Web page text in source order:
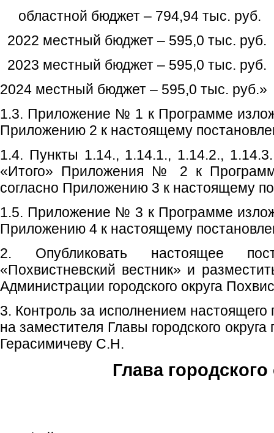
областной бюджет – 794,94 тыс. руб.
2022 местный бюджет – 595,0 тыс. руб.
2023 местный бюджет – 595,0 тыс. руб.
2024 местный бюджет – 595,0 тыс. руб.»
1.3. Приложение № 1 к Программе
Приложению 2 к настоящему
1.4. Пункты 1.14., 1.14.1., 1.14.2.,
«Итого» Приложения № 2 к
согласно Приложению 3 к настоящему
1.5. Приложение № 3 к Программе
Приложению 4 к настоящему
2. Опубликовать настоящее
«Похвистневский вестник» и
Администрации городского округа
3. Контроль за исполнением настоящего
на заместителя Главы городского
Герасимичеву С.Н.
Глава городского